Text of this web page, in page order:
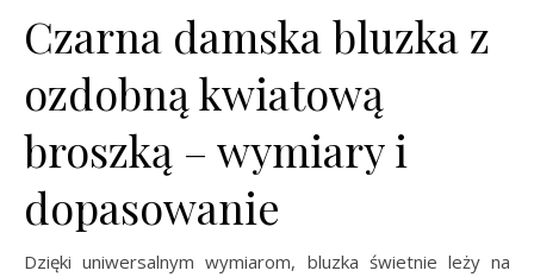
Czarna damska bluzka z
ozdobną kwiatową
broszką – wymiary i
dopasowanie
Dzięki uniwersalnym wymiarom, bluzka świetnie leży na